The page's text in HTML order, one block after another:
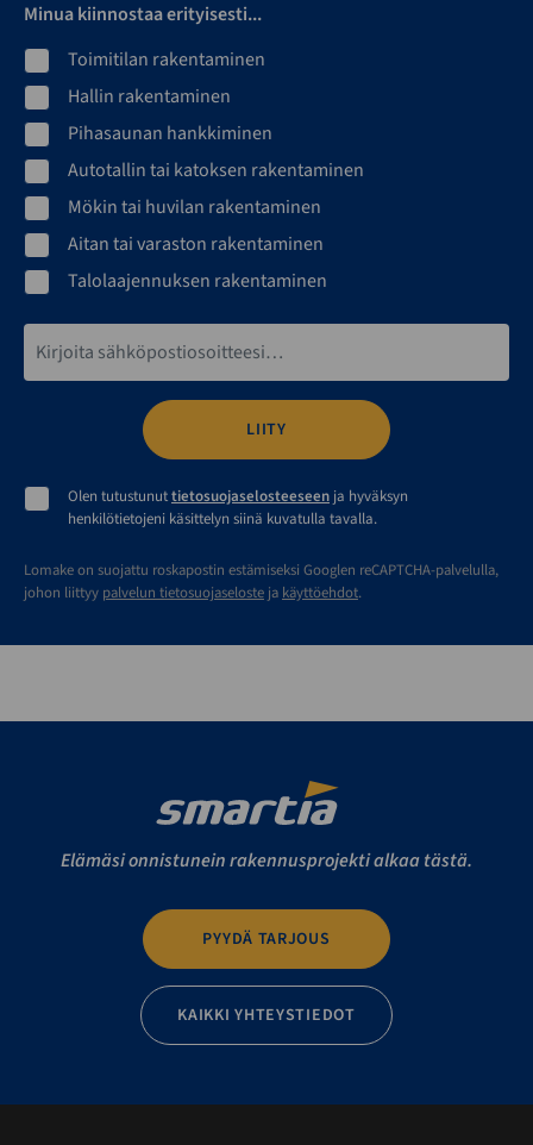
Minua kiinnostaa erityisesti...
Toimitilan rakentaminen
Hallin rakentaminen
Pihasaunan hankkiminen
Autotallin tai katoksen rakentaminen
Mökin tai huvilan rakentaminen
Aitan tai varaston rakentaminen
Talolaajennuksen rakentaminen
Olen tutustunuttietosuojaselosteeseen ja hyväksyn
henkilötietojeni käsittelyn siinä kuvatulla tavalla.
Lomake on suojattu roskapostin estämiseksi Googlen reCAPTCHA-palvelulla,
johon liittyy palvelun tietosuojaseloste ja käyttöehdot.
Elämäsi onnistunein rakennusprojekti alkaa tästä.
PYYDÄ TARJOUS
KAIKKI YHTEYSTIEDOT